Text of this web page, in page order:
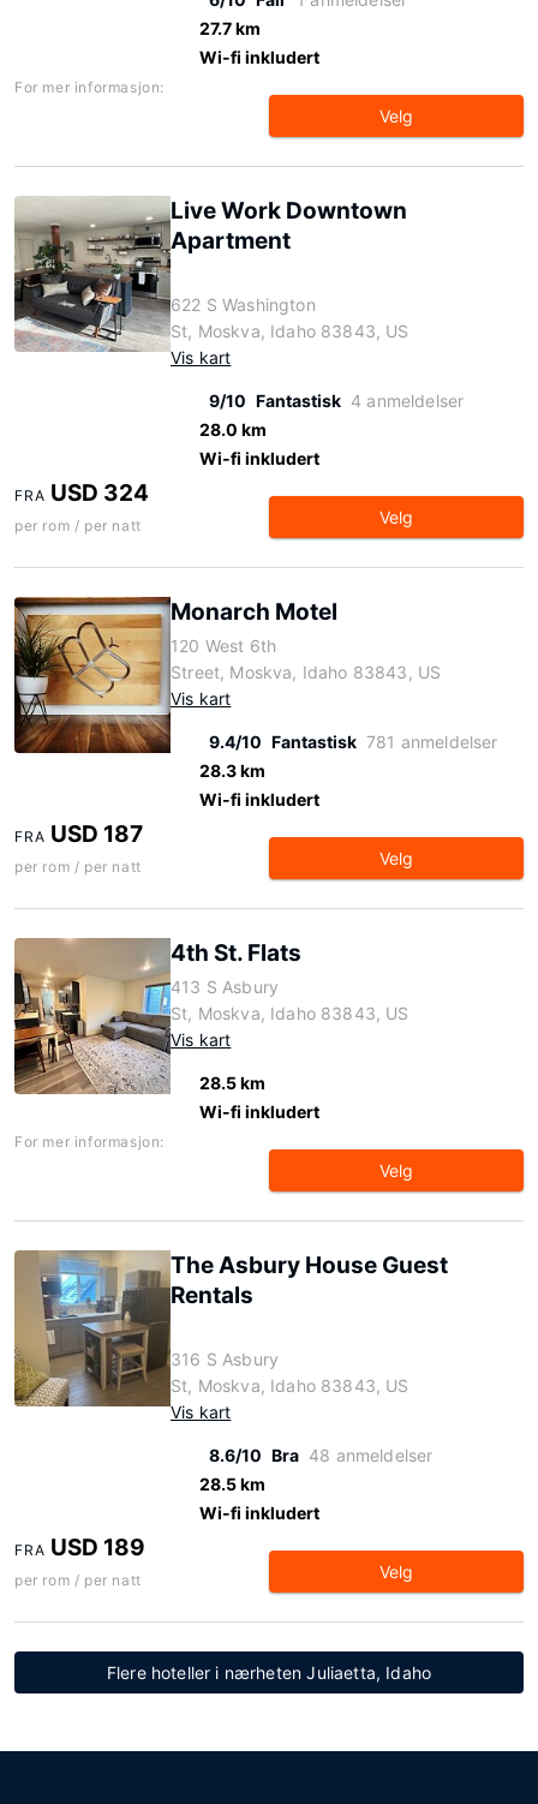
27.7 km
Wi-fi inkludert
For mer informasjon:
Velg
Live Work Downtown
Apartment
622 S Washington
St, Moskva, Idaho 83843, US
Vis kart
9/10 Fantastisk 4 anmeldelser
28.0 km
Wi-fi inkludert
FRA USD 324
per rom / per natt Velg
Monarch Motel
120 West 6th
Street, Moskva, Idaho 83843, US
Vis kart
9.4/10 Fantastisk 781 anmeldelser
28.3 km
Wi-fi inkludert
FRA USD 187
per rom / per natt Velg
4th St. Flats
413 S Asbury
St, Moskva, Idaho 83843, US
Vis kart
28.5 km
Wi-fi inkludert
For mer informasjon:
Velg
The Asbury House Guest
Rentals
316 S Asbury
St, Moskva, Idaho 83843, US
Vis kart
8.6/10 Bra 48 anmeldelser
28.5 km
Wi-fi inkludert
FRA USD 189
per rom / per natt Velg
Flere hoteller i nærheten Juliaetta, Idaho